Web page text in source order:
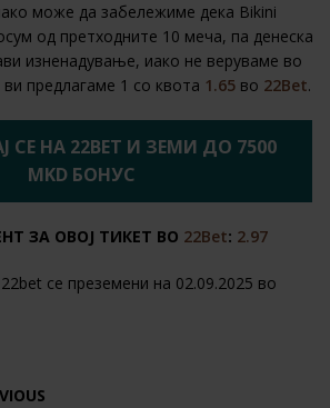
може да забележиме дека Bikini
од претходните 10 меча, па денеска
изненадување, иако не веруваме во
предлагаме 1 со квота 1.65 во 22Bet.
СЕ НА 22BET И ЗЕМИ ДО 7500
MKD БОНУС
ЗА ОВОЈ ТИКЕТ ВО 22Bet: 2.97
се преземени на 02.09.2025 во